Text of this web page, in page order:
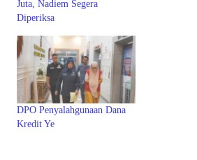
Juta, Nadiem Segera
Diperiksa
DPO Penyalahgunaan Dana
Kredit Ye